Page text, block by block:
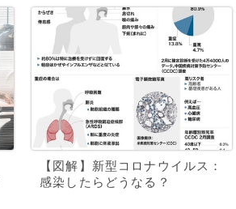
【図解】新型コロナウイルス：
感染したらどうなる？